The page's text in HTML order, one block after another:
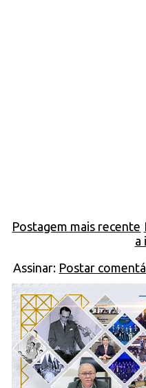
Postagem mais recente
a
Assinar: Postar